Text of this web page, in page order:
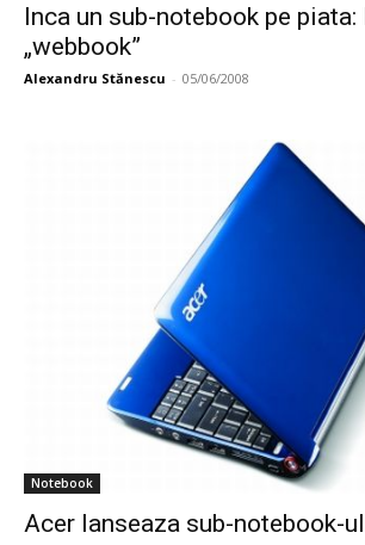
Inca un sub-notebook pe piata:
„webbook”
Alexandru Stănescu - 05/06/2008
Notebook
Acer lanseaza sub-notebook-